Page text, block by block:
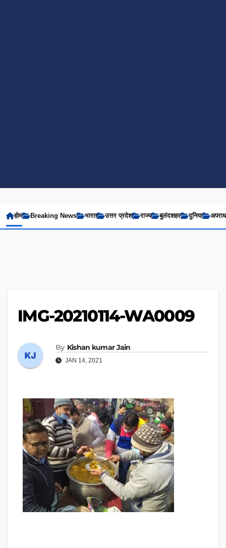
होम Breaking News भारत उत्तर प्रदेश राज्य बुलंदशहर दुनिया अपराध
IMG-20210114-WA0009
By Kishan kumar Jain
JAN 14, 2021